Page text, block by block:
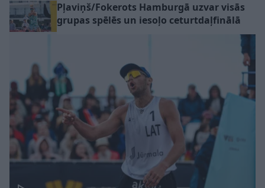
Pļaviņš/Fokerots Hamburgā uzvar visās
grupas spēlēs un iesoļo ceturtdaļfinālā